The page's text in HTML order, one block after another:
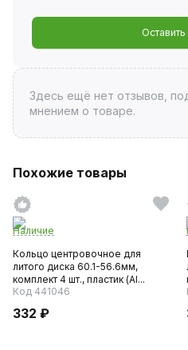
Оставить
Здесь ещё нет отзывов,
мнением о товаре.
Похожие товары
Наличие
Кольцо центровочное для
литого диска 60.1-56.6мм,
комплект 4 шт., пластик (AI...
Код 441046
332 ₽